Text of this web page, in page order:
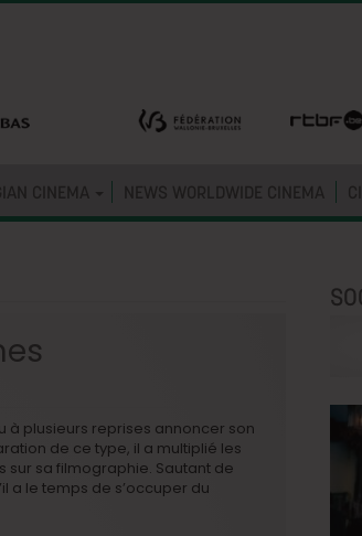
CINEMA NEWS WORLDWIDE CINEMA
à plusieurs reprises annoncer son
de ce type, il a multiplié les
sa filmographie. Sautant de
a le temps de s’occuper du